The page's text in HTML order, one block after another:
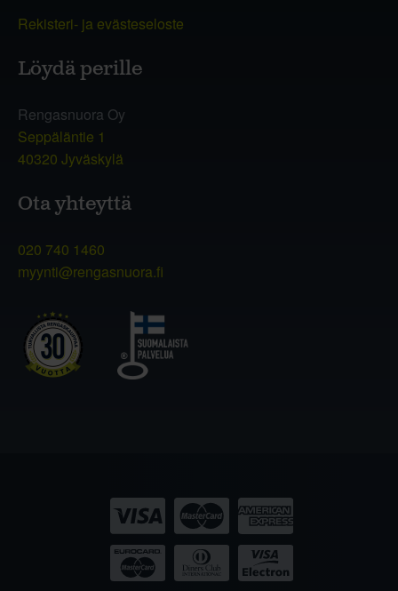
Rekisteri- ja evästeseloste
Löydä perille
Rengasnuora Oy
Seppäläntie 1
40320 Jyväskylä
Ota yhteyttä
020 740 1460
myynti@rengasnuora.fi